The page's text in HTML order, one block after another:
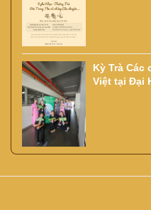
Kỳ Trà Các
Việt tại Đại